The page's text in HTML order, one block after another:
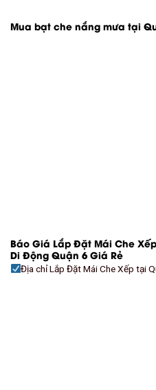
Mua bạt che nắng mưa tại
Báo Giá Lắp Đặt Mái Che
Di Động Quận 6 Giá Rẻ
Địa chỉ Lắp Đặt Mái Che Xếp tại